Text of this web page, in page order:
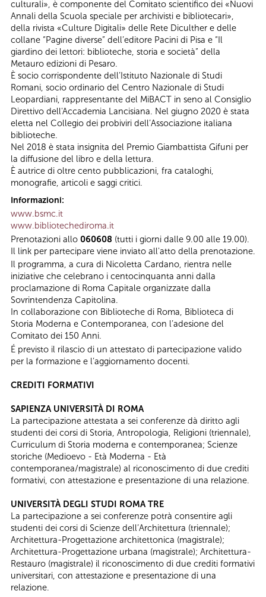
culturali», è componente del Comitato scientifico dei «Nuovi
Annali della Scuola speciale per archivisti e bibliotecari»,
della rivista «Culture Digitali» delle Rete Diculther e delle
collane “Pagine diverse” dell’editore Pacini di Pisa e “Il
giardino dei lettori: biblioteche, storia e società” della
Metauro edizioni di Pesaro.
È socio corrispondente dell’Istituto Nazionale di Studi
Romani, socio ordinario del Centro Nazionale di Studi
Leopardiani, rappresentante del MiBACT in seno al Consiglio
Direttivo dell'Accademia Lancisiana. Nel giugno 2020 è stata
eletta nel Collegio dei probiviri dell’Associazione italiana
biblioteche.
Nel 2018 è stata insignita del Premio Giambattista Gifuni per
la diffusione del libro e della lettura.
È autrice di oltre cento pubblicazioni, fra cataloghi,
monografie, articoli e saggi critici.
Informazioni:
www.bsmc.it
www.bibliotechediroma.it
Prenotazioni allo 060608 (tutti i giorni dalle 9.00 alle 19.00).
Il link per partecipare viene inviato all'atto della prenotazione.
Il programma, a cura di Nicoletta Cardano, rientra nelle
iniziative che celebrano i centocinquanta anni dalla
proclamazione di Roma Capitale organizzate dalla
Sovrintendenza Capitolina.
In collaborazione con Biblioteche di Roma, Biblioteca di
Storia Moderna e Contemporanea, con l’adesione del
Comitato dei 150 Anni.
É previsto il rilascio di un attestato di partecipazione valido
per la formazione e l’aggiornamento docenti.
CREDITI FORMATIVI
SAPIENZA UNIVERSITÀ DI ROMA
La partecipazione attestata a sei conferenze dà diritto agli
studenti dei corsi di Storia, Antropologia, Religioni (triennale),
Curriculum di Storia moderna e contemporanea; Scienze
storiche (Medioevo - Età Moderna - Età
contemporanea/magistrale) al riconoscimento di due crediti
formativi, con attestazione e presentazione di una relazione.
UNIVERSITÀ DEGLI STUDI ROMA TRE
La partecipazione a sei conferenze potrà consentire agli
studenti dei corsi di Scienze dell’Architettura (triennale);
Architettura-Progettazione architettonica (magistrale);
Architettura-Progettazione urbana (magistrale); Architettura-
Restauro (magistrale) il riconoscimento di due crediti formativi
universitari, con attestazione e presentazione di una
relazione.